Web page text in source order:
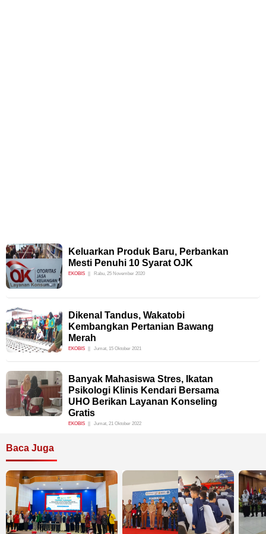
Keluarkan Produk Baru, Perbankan
Mesti Penuhi 10 Syarat OJK
EKOBIS Rabu, 25 November 2020
Dikenal Tandus, Wakatobi
Kembangkan Pertanian Bawang
Merah
EKOBIS Jumat, 15 Oktober 2021
Banyak Mahasiswa Stres, Ikatan
Psikologi Klinis Kendari Bersama
UHO Berikan Layanan Konseling
Gratis
EKOBIS Jumat, 21 Oktober 2022
Baca Juga